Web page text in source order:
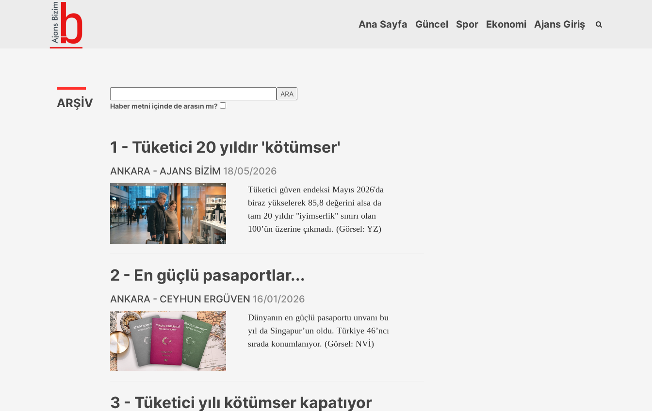
Ana Sayfa Güncel Spor Ekonomi Ajans Giriş
ARŞİV Haber metni içinde de arasın mı?
ARA
1 - Tüketici 20 yıldır 'kötümser'
ANKARA - AJANS BİZİM 18/05/2026
Tüketici güven endeksi Mayıs 2026'da
biraz yükselerek 85,8 değerini alsa da
tam 20 yıldır "iyimserlik" sınırı olan
100’ün üzerine çıkmadı. (Görsel: YZ)
2 - En güçlü pasaportlar...
ANKARA - CEYHUN ERGÜVEN 16/01/2026
Dünyanın en güçlü pasaportu unvanı bu
yıl da Singapur’un oldu. Türkiye 46’ncı
sırada konumlanıyor. (Görsel: NVİ)
3 - Tüketici yılı kötümser kapatıyor